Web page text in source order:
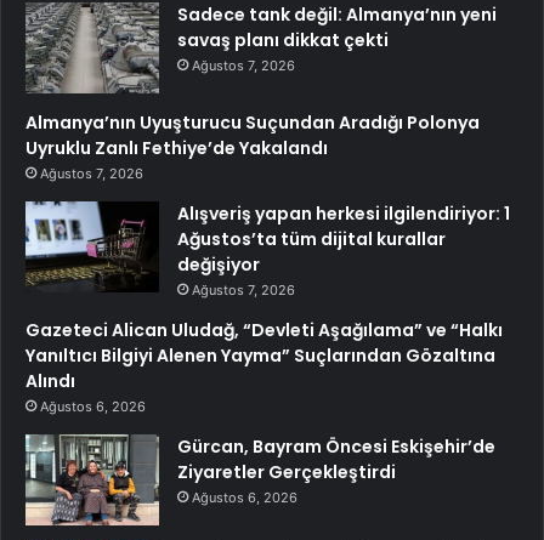
Sadece tank değil: Almanya’nın yeni
savaş planı dikkat çekti
Ağustos 7, 2026
Almanya’nın Uyuşturucu Suçundan Aradığı Polonya
Uyruklu Zanlı Fethiye’de Yakalandı
Ağustos 7, 2026
Alışveriş yapan herkesi ilgilendiriyor: 1
Ağustos’ta tüm dijital kurallar
değişiyor
Ağustos 7, 2026
Gazeteci Alican Uludağ, “Devleti Aşağılama” ve “Halkı
Yanıltıcı Bilgiyi Alenen Yayma” Suçlarından Gözaltına
Alındı
Ağustos 6, 2026
Gürcan, Bayram Öncesi Eskişehir’de
Ziyaretler Gerçekleştirdi
Ağustos 6, 2026